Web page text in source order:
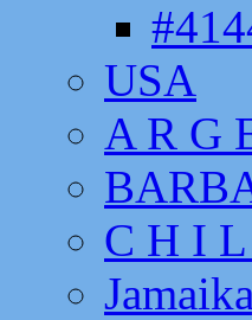
USA
A R G
C H I